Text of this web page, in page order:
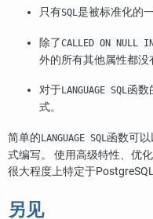
只有SQL是被标准化的
除了CALLED ON NULL
外的所有其他属性都没
对于LANGUAGE SQL函数
式。
简单的LANGUAGE SQL 函数可
式编写。 使用高级特性、优
很大程度上特定于PostgreSQL
另见